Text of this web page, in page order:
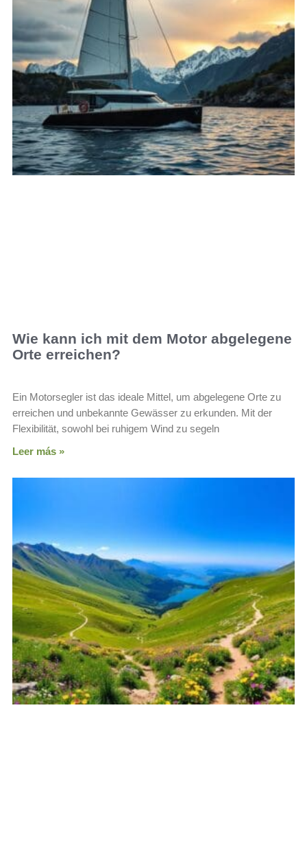
Wie kann ich mit dem Motor abgelegene
Orte erreichen?
Ein Motorsegler ist das ideale Mittel, um abgelegene Orte zu
erreichen und unbekannte Gewässer zu erkunden. Mit der
Flexibilität, sowohl bei ruhigem Wind zu segeln
Leer más »